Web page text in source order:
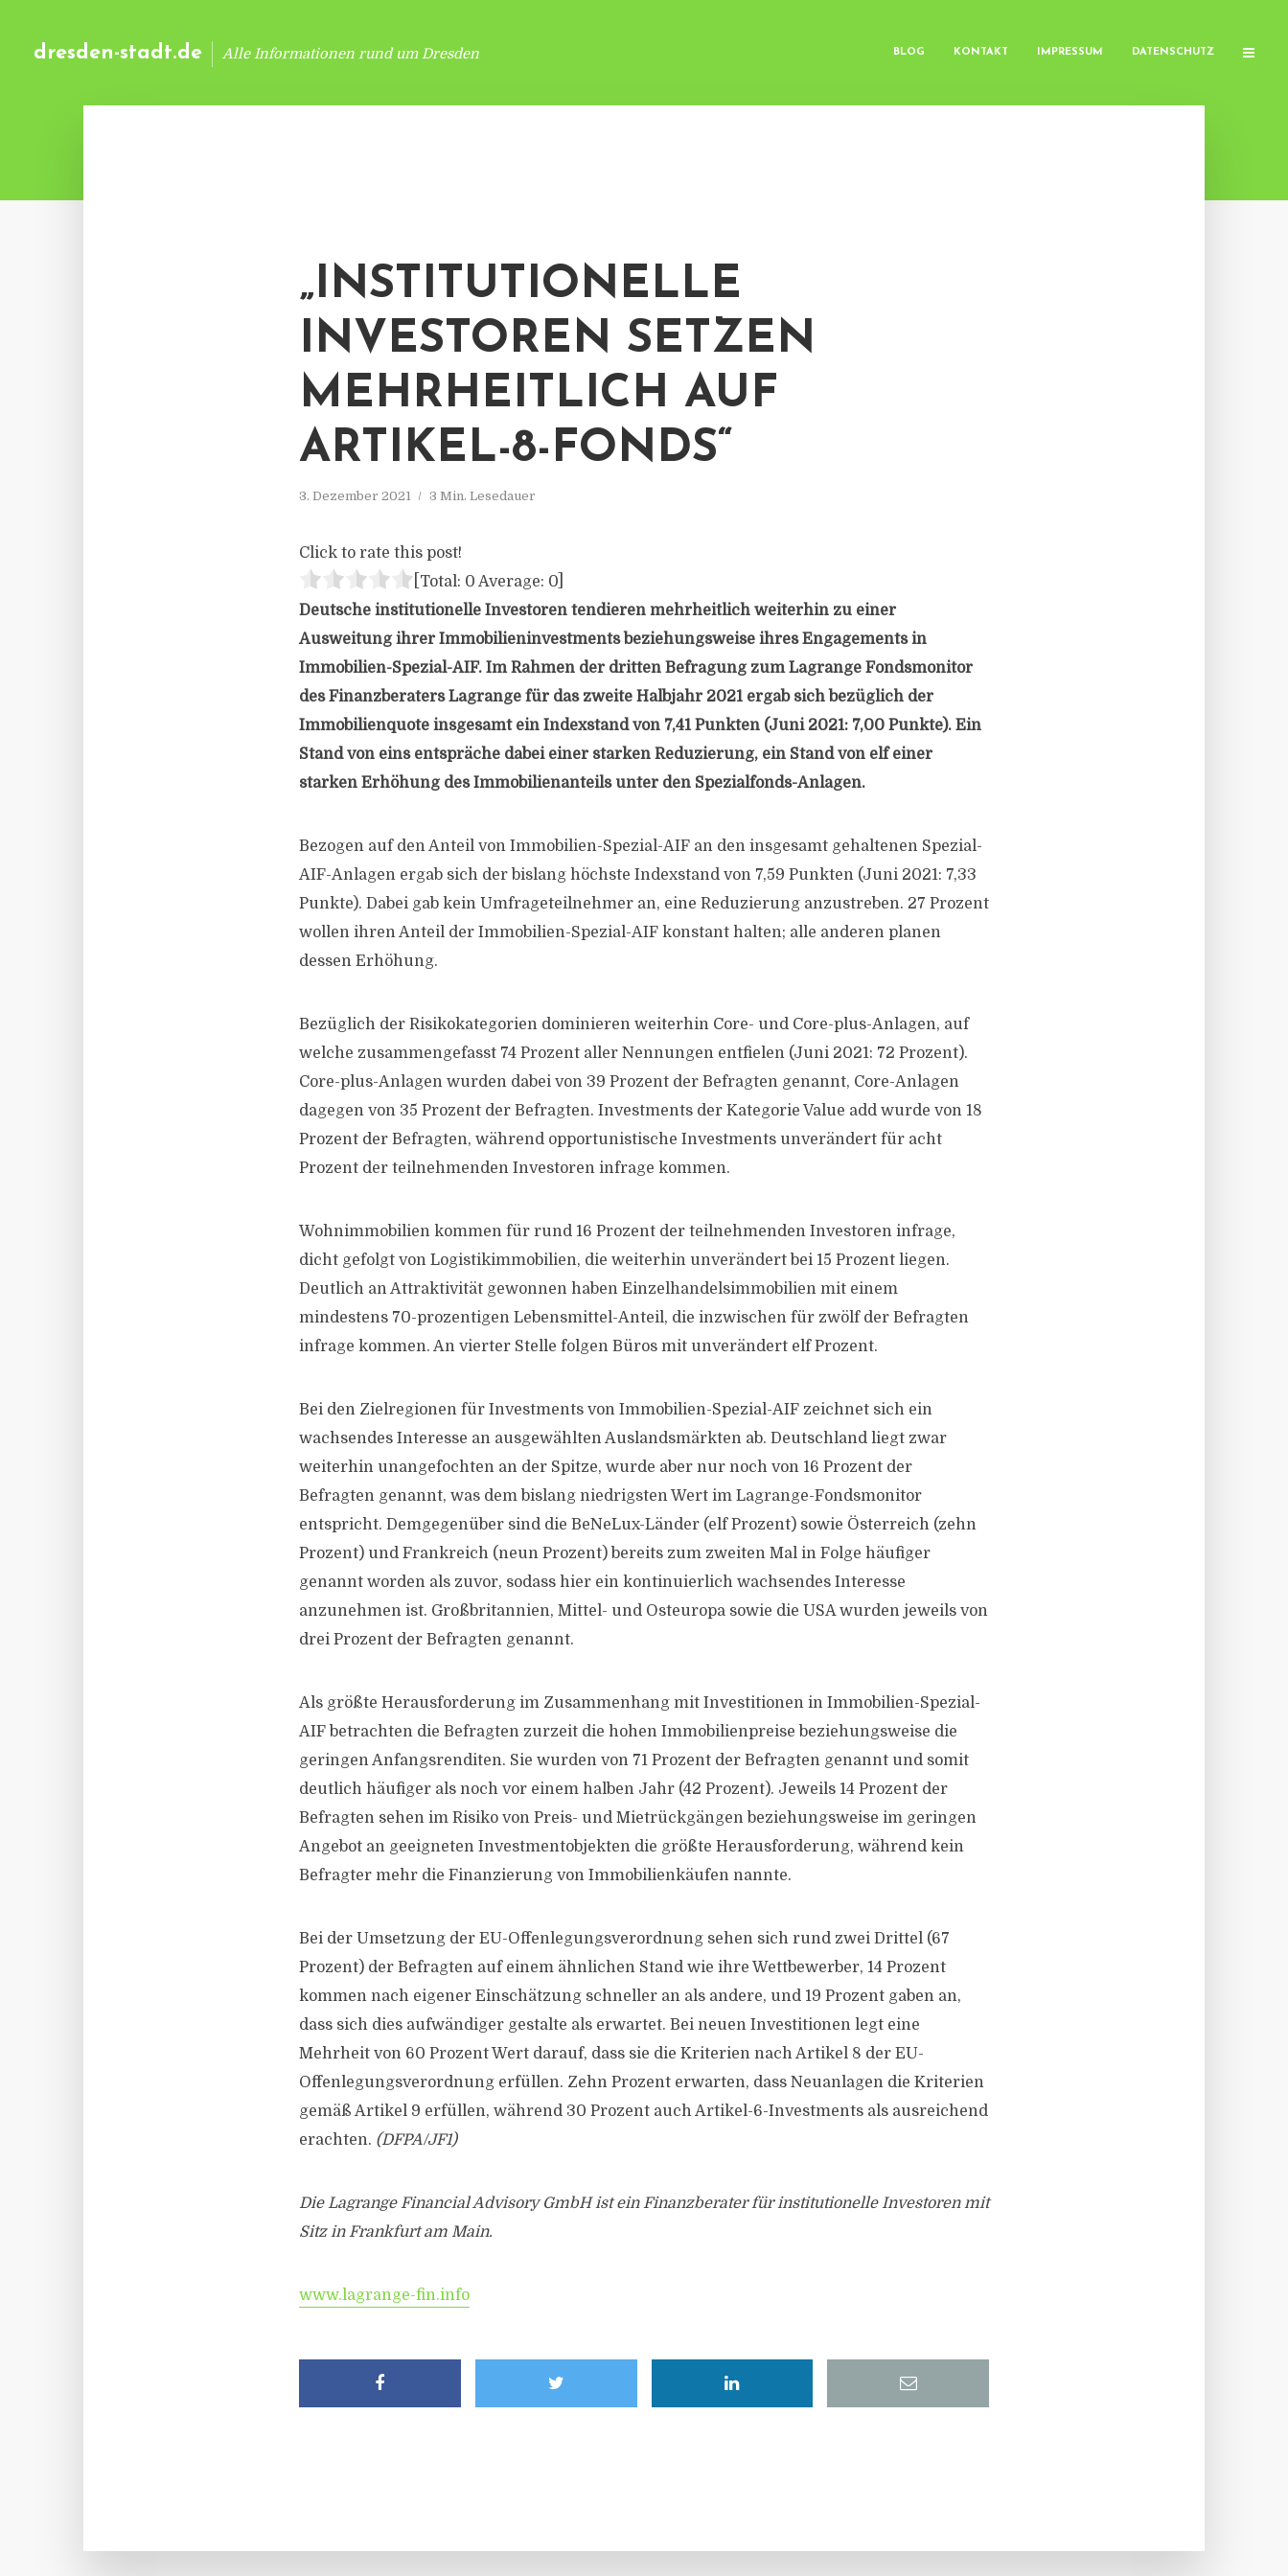
dresden-stadt.de Alle Informationen rund um Dresden BLOG KONTAKT IMPRESSUM DATENSCHUTZ
„INSTITUTIONELLE
INVESTOREN SETZEN
MEHRHEITLICH AUF
ARTIKEL-8-FONDS“
3. Dezember 2021 3 Min. Lesedauer
Click to rate this post!
[Total: 0 Average: 0
Deutsche institutionelle Investoren tendieren mehrheitlich weiterhin zu einer
Ausweitung ihrer Immobilieninvestments beziehungsweise ihres Engagements in
Immobilien-Spezial-AIF. Im Rahmen der dritten Befragung zum Lagrange Fondsmonitor
des Finanzberaters Lagrange für das zweite Halbjahr 2021 ergab sich bezüglich der
Immobilienquote insgesamt ein Indexstand von 7,41 Punkten (Juni 2021: 7,00 Punkte). Ein
Stand von eins entspräche dabei einer starken Reduzierung, ein Stand von elf einer
starken Erhöhung des Immobilienanteils unter den Spezialfonds-Anlagen.
Bezogen auf den Anteil von Immobilien-Spezial-AIF an den insgesamt gehaltenen Spezial-
AIF-Anlagen ergab sich der bislang höchste Indexstand von 7,59 Punkten (Juni 2021: 7,33
Punkte). Dabei gab kein Umfrageteilnehmer an, eine Reduzierung anzustreben. 27 Prozent
wollen ihren Anteil der Immobilien-Spezial-AIF konstant halten; alle anderen planen
dessen Erhöhung.
Bezüglich der Risikokategorien dominieren weiterhin Core- und Core-plus-Anlagen, auf
welche zusammengefasst 74 Prozent aller Nennungen entfielen (Juni 2021: 72 Prozent).
Core-plus-Anlagen wurden dabei von 39 Prozent der Befragten genannt, Core-Anlagen
dagegen von 35 Prozent der Befragten. Investments der Kategorie Value add wurde von 18
Prozent der Befragten, während opportunistische Investments unverändert für acht
Prozent der teilnehmenden Investoren infrage kommen.
Wohnimmobilien kommen für rund 16 Prozent der teilnehmenden Investoren infrage,
dicht gefolgt von Logistikimmobilien, die weiterhin unverändert bei 15 Prozent liegen.
Deutlich an Attraktivität gewonnen haben Einzelhandelsimmobilien mit einem
mindestens 70-prozentigen Lebensmittel-Anteil, die inzwischen für zwölf der Befragten
infrage kommen. An vierter Stelle folgen Büros mit unverändert elf Prozent.
Bei den Zielregionen für Investments von Immobilien-Spezial-AIF zeichnet sich ein
wachsendes Interesse an ausgewählten Auslandsmärkten ab. Deutschland liegt zwar
weiterhin unangefochten an der Spitze, wurde aber nur noch von 16 Prozent der
Befragten genannt, was dem bislang niedrigsten Wert im Lagrange-Fondsmonitor
entspricht. Demgegenüber sind die BeNeLux-Länder (elf Prozent) sowie Österreich (zehn
Prozent) und Frankreich (neun Prozent) bereits zum zweiten Mal in Folge häufiger
genannt worden als zuvor, sodass hier ein kontinuierlich wachsendes Interesse
anzunehmen ist. Großbritannien, Mittel- und Osteuropa sowie die USA wurden jeweils von
drei Prozent der Befragten genannt.
Als größte Herausforderung im Zusammenhang mit Investitionen in Immobilien-Spezial-
AIF betrachten die Befragten zurzeit die hohen Immobilienpreise beziehungsweise die
geringen Anfangsrenditen. Sie wurden von 71 Prozent der Befragten genannt und somit
deutlich häufiger als noch vor einem halben Jahr (42 Prozent). Jeweils 14 Prozent der
Befragten sehen im Risiko von Preis- und Mietrückgängen beziehungsweise im geringen
Angebot an geeigneten Investmentobjekten die größte Herausforderung, während kein
Befragter mehr die Finanzierung von Immobilienkäufen nannte.
Bei der Umsetzung der EU-Offenlegungsverordnung sehen sich rund zwei Drittel (67
Prozent) der Befragten auf einem ähnlichen Stand wie ihre Wettbewerber, 14 Prozent
kommen nach eigener Einschätzung schneller an als andere, und 19 Prozent gaben an,
dass sich dies aufwändiger gestalte als erwartet. Bei neuen Investitionen legt eine
Mehrheit von 60 Prozent Wert darauf, dass sie die Kriterien nach Artikel 8 der EU-
Offenlegungsverordnung erfüllen. Zehn Prozent erwarten, dass Neuanlagen die Kriterien
gemäß Artikel 9 erfüllen, während 30 Prozent auch Artikel-6-Investments als ausreichend
erachten. (DFPA/JF1)
Die Lagrange Financial Advisory GmbH ist ein Finanzberater für institutionelle Investoren mit
Sitz in Frankfurt am Main.
www.lagrange-fin.info